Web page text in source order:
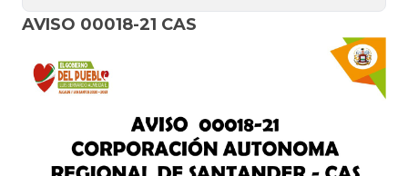
AVISO 00018-21 CAS